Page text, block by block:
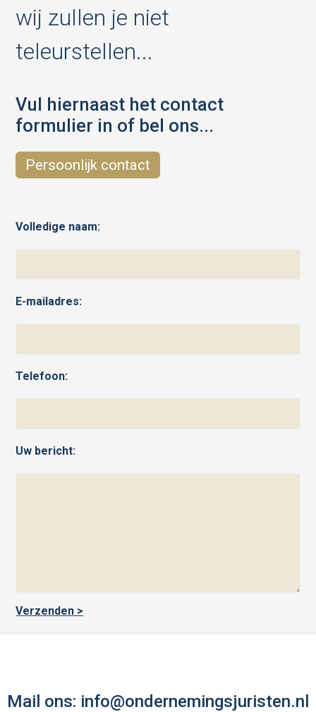
wij zullen je niet
teleurstellen...
Vul hiernaast het contact
formulier in of bel ons...
Persoonlijk contact
Volledige naam:
E-mailadres:
Telefoon:
Uw bericht:
Mail ons: info@ondernemingsjuristen.nl